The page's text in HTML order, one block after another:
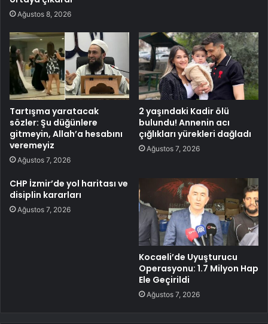
Ağustos 8, 2026
Tartışma yaratacak
sözler: Şu düğünlere
gitmeyin, Allah’a hesabını
veremeyiz
Ağustos 7, 2026
2 yaşındaki Kadir ölü
bulundu! Annenin acı
çığlıkları yürekleri dağladı
Ağustos 7, 2026
CHP İzmir’de yol haritası ve
disiplin kararları
Ağustos 7, 2026
Kocaeli’de Uyuşturucu
Operasyonu: 1.7 Milyon Hap
Ele Geçirildi
Ağustos 7, 2026